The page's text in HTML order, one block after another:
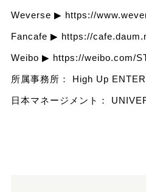
Weverse ▶ https://
Fancafe ▶ https://
Weibo ▶ https://weibo.com/
所属事務所： High Up
日本マネージメント：